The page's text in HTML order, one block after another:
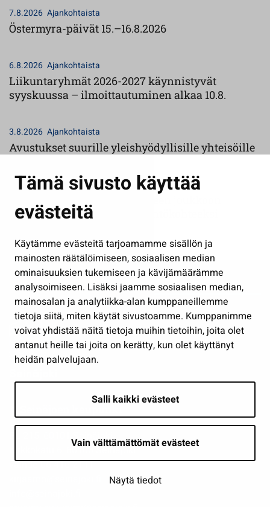
Tämä sivusto käyttää
evästeitä
Käytämme evästeitä tarjoamamme sisällön ja
mainosten räätälöimiseen, sosiaalisen median
ominaisuuksien tukemiseen ja kävijämäärämme
analysoimiseen. Lisäksi jaamme sosiaalisen median,
mainosalan ja analytiikka-alan kumppaneillemme
tietoja siitä, miten käytät sivustoamme. Kumppanimme
voivat yhdistää näitä tietoja muihin tietoihin, joita olet
antanut heille tai joita on kerätty, kun olet käyttänyt
heidän palvelujaan.
Salli kaikki evästeet
Vain välttämättömät evästeet
Näytä tiedot
7.8.2026 Ajankohtaista
Östermyra-päivät 15.–16.8.2026
6.8.2026 Ajankohtaista
Liikuntaryhmät 2026-2027 käynnistyvät
syyskuussa – ilmoittautuminen alkaa 10.8.
3.8.2026 Ajankohtaista
Avustukset suurille yleishyödyllisille yhteisöille
26.7.2026 Ajankohtaista
Aalto-keskus maailmanperintökohteeksi
PL 215, 60101 Seinäjoki
Kirkkokatu 6, 60100 Seinäjoki
vaihde 06 416 2111